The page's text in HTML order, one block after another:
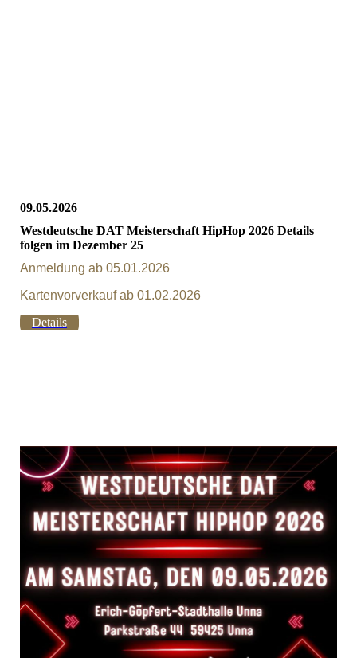
09.05.2026
Westdeutsche DAT Meisterschaft HipHop 2026 Details
folgen im Dezember 25
Anmeldung ab 05.01.2026
Kartenvorverkauf ab 01.02.2026
Details